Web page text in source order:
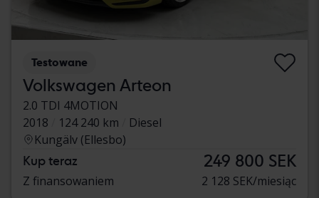
Testowane
Volkswagen Arteon
2.0 TDI 4MOTION
2018
124 240 km
Diesel
Kungälv (Ellesbo)
Kup teraz 249 800 SEK
Z finansowaniem 2 128 SEK/miesiąc